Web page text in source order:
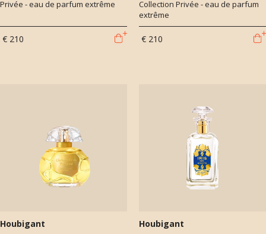
Privée - eau de parfum extrême
€ 210
Collection Privée - eau de parfum
extrême
€ 210
Houbigant Houbigant